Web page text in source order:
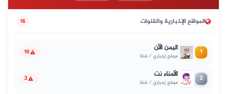
المواقع الإخبارية والقنوات 16
1 اليمن الآن
موقع إخباري / قناة 10
2 الأمناء نت
موقع إخباري / قناة 3